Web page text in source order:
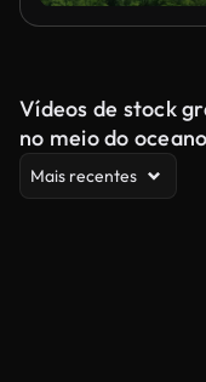
Vídeos de stock
no meio do oceano
Mais recentes